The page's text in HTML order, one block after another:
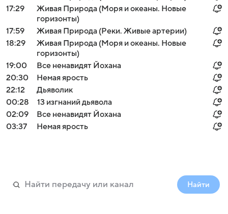
17:29
Живая Природа (Моря и океаны. Новые
горизонты)
17:59
Живая Природа (Реки. Живые артерии)
18:29
Живая Природа (Моря и океаны. Новые
горизонты)
19:00
Все ненавидят Йохана
20:30
Немая ярость
22:12
Дьяволик
00:28
13 изгнаний дьявола
02:09
Все ненавидят Йохана
03:37
Немая ярость
Найти